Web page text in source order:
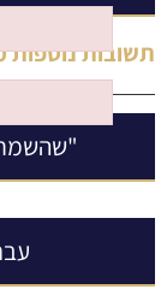
תשובות